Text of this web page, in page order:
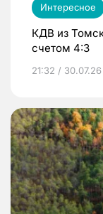
Интересное
КДВ из
счетом 4:3
21:32 / 30.07.26